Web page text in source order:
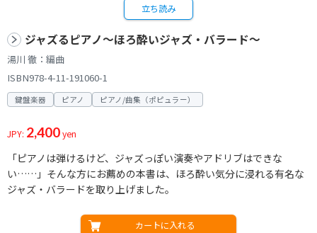
立ち読み
ジャズるピアノ～ほろ酔いジャズ・バラード～
湯川 徹：編曲
ISBN978-4-11-191060-1
鍵盤楽器 ピアノ ピアノ/曲集（ポピュラー）
JPY: 2,400yen
「ピアノは弾けるけど、ジャズっぽい演奏やアドリブはできな
い……」そんな方にお薦めの本書は、ほろ酔い気分に浸れる有名な
ジャズ・バラードを取り上げました。
カートに入れる